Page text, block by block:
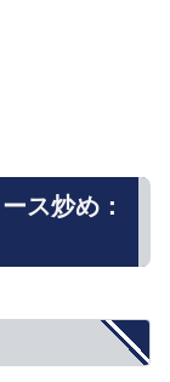
ス炒め：